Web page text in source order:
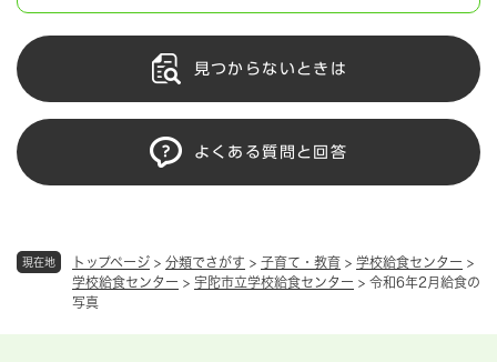
現在地 トップページ > 分類でさがす > 子育て・教育 > 学校給食センター >
学校給食センター > 宇陀市立学校給食センター > 令和6年2月給食の
写真
見つからないときは
よくある質問と回答